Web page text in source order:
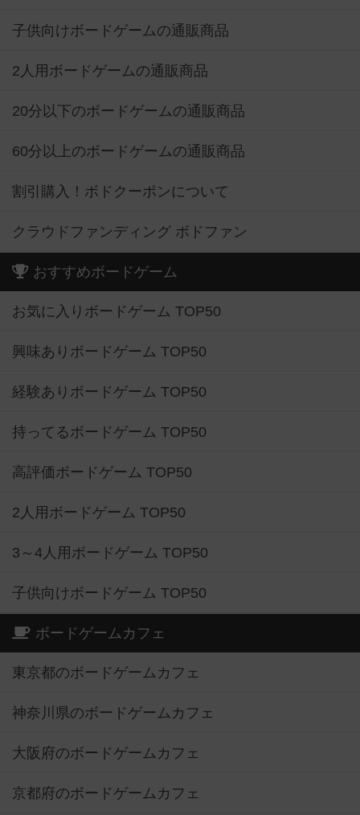
子供向けボードゲームの通販商品
2人用ボードゲームの通販商品
20分以下のボードゲームの通販商品
60分以上のボードゲームの通販商品
割引購入！ボドクーポンについて
クラウドファンディング ボドファン
おすすめボードゲーム
お気に入りボードゲーム TOP50
興味ありボードゲーム TOP50
経験ありボードゲーム TOP50
持ってるボードゲーム TOP50
高評価ボードゲーム TOP50
2人用ボードゲーム TOP50
3～4人用ボードゲーム TOP50
子供向けボードゲーム TOP50
ボードゲームカフェ
東京都のボードゲームカフェ
神奈川県のボードゲームカフェ
大阪府のボードゲームカフェ
京都府のボードゲームカフェ